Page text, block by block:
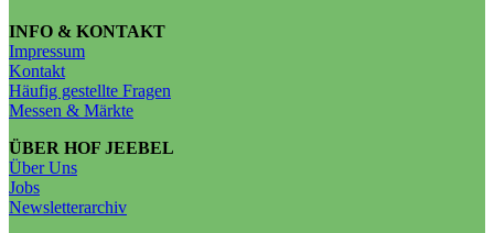
INFO & KONTAKT
Impressum
Kontakt
Häufig gestellte Fragen
Messen & Märkte
ÜBER HOF JEEBEL
Über Uns
Jobs
Newsletterarchiv